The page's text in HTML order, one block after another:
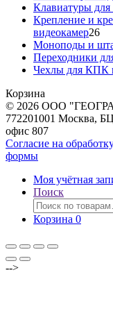
Клавиатуры для
Крепление и
видеокамер2626
Моноподы и
Переходники
Чехлы для КПК
Корзина
© 2026 ООО
772201001 Москва,
офис 807
Согласие на
формы
Моя учётная
Поиск
Искать:
Корзина 0
-->